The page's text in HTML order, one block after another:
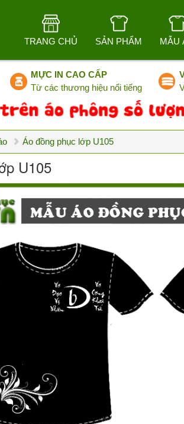
TRANG CHỦ SẢN PHẨM MẪU
MỰC IN CAO CẤP
Từ các thương hiệu nổi tiếng
Áo đồng phục lớp U105
U105